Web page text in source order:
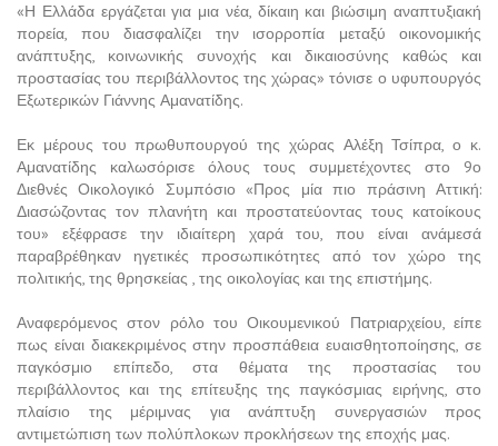
«Η Ελλάδα εργάζεται για μια νέα, δίκαιη και βιώσιμη αναπτυξιακή
πορεία, που διασφαλίζει την ισορροπία μεταξύ οικονομικής
ανάπτυξης, κοινωνικής συνοχής και δικαιοσύνης καθώς και
προστασίας του περιβάλλοντος της χώρας» τόνισε ο υφυπουργός
Εξωτερικών Γιάννης Αμανατίδης.
Εκ μέρους του πρωθυπουργού της χώρας Αλέξη Τσίπρα, ο κ.
Αμανατίδης καλωσόρισε όλους τους συμμετέχοντες στο 9ο
Διεθνές Οικολογικό Συμπόσιο «Προς μία πιο πράσινη Αττική:
Διασώζοντας τον πλανήτη και προστατεύοντας τους κατοίκους
του» εξέφρασε την ιδιαίτερη χαρά του, που είναι ανάμεσά
παραβρέθηκαν ηγετικές προσωπικότητες από τον χώρο της
πολιτικής, της θρησκείας , της οικολογίας και της επιστήμης.
Αναφερόμενος στον ρόλο του Οικουμενικού Πατριαρχείου, είπε
πως είναι διακεκριμένος στην προσπάθεια ευαισθητοποίησης, σε
παγκόσμιο επίπεδο, στα θέματα της προστασίας του
περιβάλλοντος και της επίτευξης της παγκόσμιας ειρήνης, στο
πλαίσιο της μέριμνας για ανάπτυξη συνεργασιών προς
αντιμετώπιση των πολύπλοκων προκλήσεων της εποχής μας.